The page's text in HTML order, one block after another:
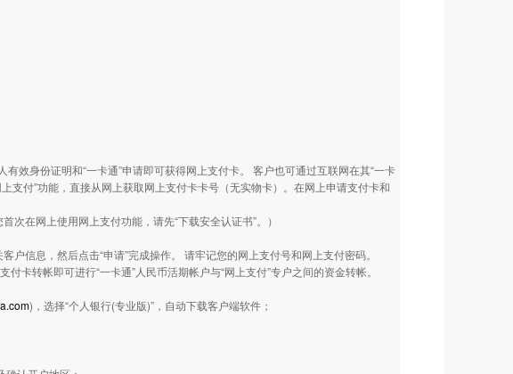
效身份证明和“一卡通”申请即可获得网上支付卡。 客户也可通过互联网在其“一卡
支付”功能，直接从网上获取网上支付卡卡号（无实物卡）。在网上申请支付卡和
次在网上使用网上支付功能，请先“下载安全认证书”。）
户信息，然后点击“申请”完成操作。 请牢记您的网上支付号和网上支付密码。
卡转帐即可进行“一卡通”人民币活期帐户与“网上支付”专户之间的资金转帐。
)，选择“个人银行(专业版)”，自动下载客户端软件；